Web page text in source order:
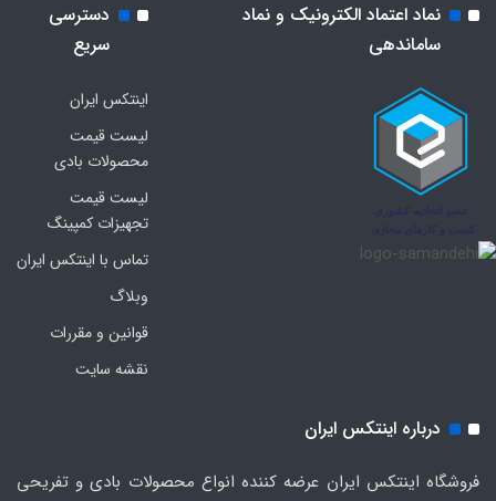
نماد اعتماد الکترونیک و نماد
ساماندهی
دسترسی
سریع
اینتکس ایران
لیست قیمت
محصولات بادی
لیست قیمت
تجهیزات کمپینگ
تماس با اینتکس ایران
وبلاگ
قوانین و مقررات
نقشه سایت
درباره اینتکس ایران
فروشگاه اینتکس ایران عرضه کننده انواع محصولات بادی و تفریحی